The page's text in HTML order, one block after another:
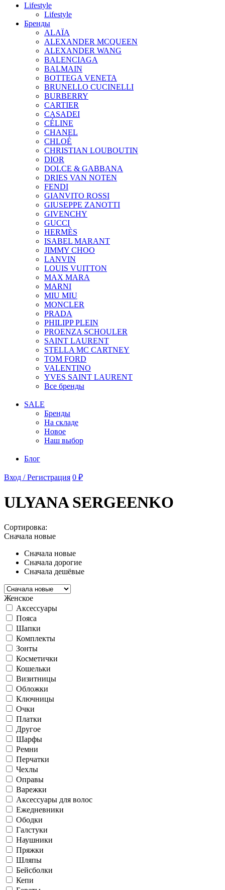
Lifestyle
Lifestyle
Бренды
ALAÏA
ALEXANDER MCQUEEN
ALEXANDER WANG
BALENCIAGA
BALMAIN
BOTTEGA VENETA
BRUNELLO CUCINELLI
BURBERRY
CARTIER
CASADEI
CÉLINE
CHANEL
CHLOÉ
CHRISTIAN LOUBOUTIN
DIOR
DOLCE & GABBANA
DRIES VAN NOTEN
FENDI
GIANVITO ROSSI
GIUSEPPE ZANOTTI
GIVENCHY
GUCCI
HERMÈS
ISABEL MARANT
JIMMY CHOO
LANVIN
LOUIS VUITTON
MAX MARA
MARNI
MIU MIU
MONCLER
PRADA
PHILIPP PLEIN
PROENZA SCHOULER
SAINT LAURENT
STELLA MC CARTNEY
TOM FORD
VALENTINO
YVES SAINT LAURENT
Все бренды
SALE
Бренды
На складе
Новое
Наш выбор
Блог
Вход / Регистрация 0 ₽
ULYANA SERGEENKO
Сортировка:
Сначала новые
Сначала новые
Сначала дорогие
Сначала дешёвые
Женское
Аксессуары
Пояса
Шапки
Комплекты
Зонты
Косметички
Кошельки
Визитницы
Обложки
Ключницы
Очки
Платки
Другое
Шарфы
Ремни
Перчатки
Чехлы
Оправы
Варежки
Аксессуары для волос
Ежедневники
Ободки
Галстуки
Наушники
Пряжки
Шляпы
Бейсболки
Кепи